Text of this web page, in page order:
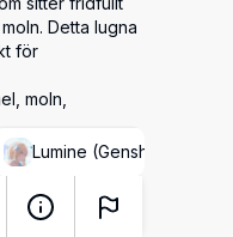
Detta lugna
för
moln,
Lumine (Genshin Impact)